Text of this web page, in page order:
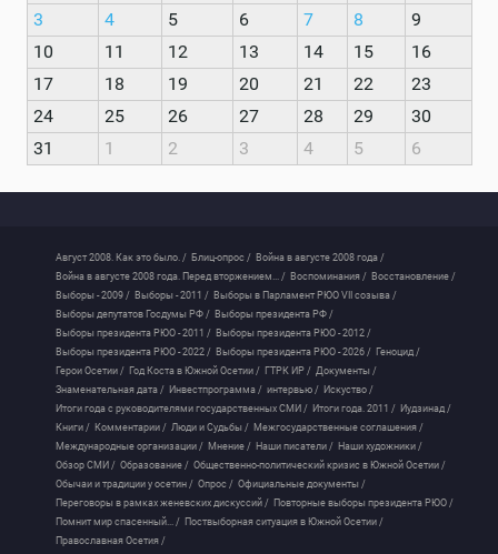
3
4 5 6 7 8
9
10
11 12 13 14 15
16
17
18 19 20 21 22
23
24
25 26 27 28 29
30
31
1 2 3 4 5 6
Август 2008. Как это было. / Блиц-опрос / Война в августе 2008 года /
Война в августе 2008 года. Перед вторжением... / Воспоминания / Восстановление /
Выборы - 2009 / Выборы - 2011 / Выборы в Парламент РЮО VII созыва /
Выборы депутатов Госдумы РФ / Выборы президента РФ /
Выборы президента РЮО - 2011 / Выборы президента РЮО - 2012 /
Выборы президента РЮО - 2022 / Выборы президента РЮО - 2026 / Геноцид /
Герои Осетии / Год Коста в Южной Осетии / ГТРК ИР / Документы /
Знаменательная дата / Инвестпрограмма / интервью / Искуство /
Итоги года с руководителями государственных СМИ / Итоги года. 2011 / Иудзинад /
Книги / Комментарии / Люди и Судьбы / Межгосударственные соглашения /
Международные организации / Мнение / Наши писатели / Наши художники /
Обзор СМИ / Образование / Общественно-политический кризис в Южной Осетии /
Обычаи и традиции у осетин / Опрос / Официальные документы /
Переговоры в рамках женевских дискуссий / Повторные выборы президента РЮО /
Помнит мир спасенный... / Поствыборная ситуация в Южной Осетии /
Православная Осетия /